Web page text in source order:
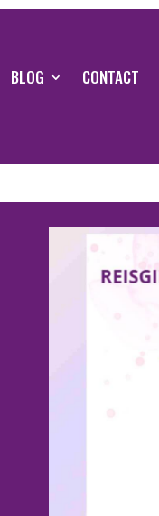
BLOG CONTACT